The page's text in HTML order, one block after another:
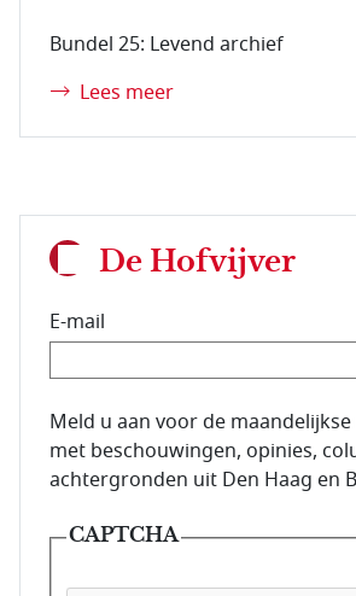
Bundel 25: Levend archief
Lees meer
De Hofvijver
E-mail
E-mailadres van de abonnee.
Meld u aan voor de
met beschouwingen, opinies,
achtergronden uit Den Haag en
CAPTCHA